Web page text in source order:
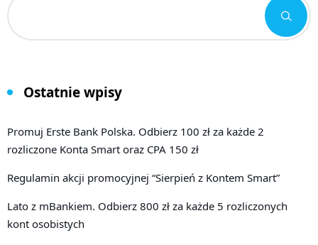
Ostatnie wpisy
Promuj Erste Bank Polska. Odbierz 100 zł za każde 2
rozliczone Konta Smart oraz CPA 150 zł
Regulamin akcji promocyjnej “Sierpień z Kontem Smart”
Lato z mBankiem. Odbierz 800 zł za każde 5 rozliczonych
kont osobistych